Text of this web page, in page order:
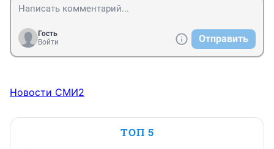
Гость
Войти
Отправить
Новости СМИ2
ТОП 5